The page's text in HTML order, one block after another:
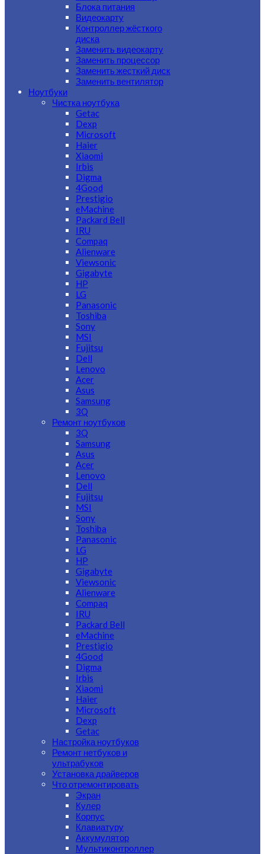
Блока питания
Видеокарту
Контроллер жёсткого
диска
Заменить видеокарту
Заменить процессор
Заменить жесткий диск
Заменить вентилятор
Ноутбуки
Чистка ноутбука
Getac
Dexp
Microsoft
Haier
Xiaomi
Irbis
Digma
4Good
Prestigio
eMachine
Packard Bell
IRU
Compaq
Alienware
Viewsonic
Gigabyte
HP
LG
Panasonic
Toshiba
Sony
MSI
Fujitsu
Dell
Lenovo
Acer
Asus
Samsung
3Q
Ремонт ноутбуков
3Q
Samsung
Asus
Acer
Lenovo
Dell
Fujitsu
MSI
Sony
Toshiba
Panasonic
LG
HP
Gigabyte
Viewsonic
Alienware
Compaq
IRU
Packard Bell
eMachine
Prestigio
4Good
Digma
Irbis
Xiaomi
Haier
Microsoft
Dexp
Getac
Настройка ноутбуков
Ремонт нетбуков и
ультрабуков
Установка драйверов
Что отремонтировать
Экран
Кулер
Корпус
Клавиатуру
Аккумулятор
Мультиконтроллер